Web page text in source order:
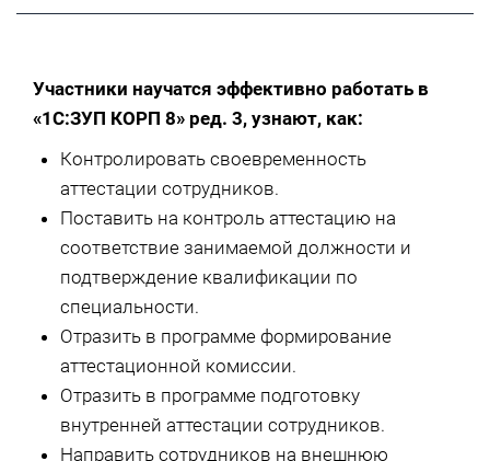
Участники научатся эффективно работать в
«1С:ЗУП КОРП 8» ред. 3, узнают, как:
Контролировать своевременность
аттестации сотрудников.
Поставить на контроль аттестацию на
соответствие занимаемой должности и
подтверждение квалификации по
специальности.
Отразить в программе формирование
аттестационной комиссии.
Отразить в программе подготовку
внутренней аттестации сотрудников.
Направить сотрудников на внешнюю